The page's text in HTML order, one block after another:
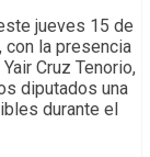
jueves 15 de
la presencia
Cruz Tenorio,
diputados una
durante el